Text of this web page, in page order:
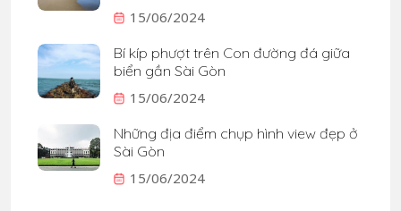
15/06/2024
Bí kíp phượt trên Con đường đá giữa
biển gần Sài Gòn
15/06/2024
Những địa điểm chụp hình view đẹp ở
Sài Gòn
15/06/2024